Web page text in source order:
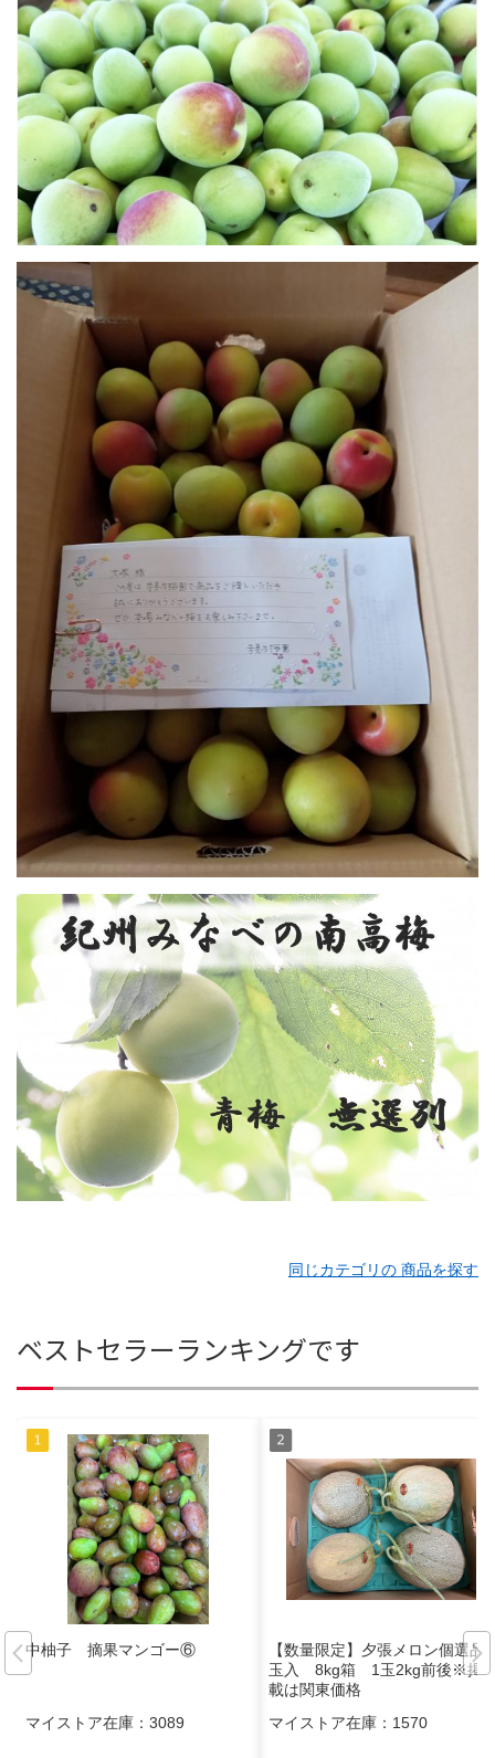
同じカテゴリの 商品を探す
ベストセラーランキングです
中柚子 摘果マンゴー⑥
マイストア在庫： 3089
【数量限定】夕張メロン個選品4
玉入 8kg箱 1玉2kg前後※掲
載は関東価格
マイストア在庫： 1570